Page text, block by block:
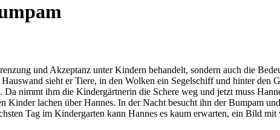
und Akzeptanz unter Kindern behandelt, sondern auch die
sieht er Tiere, in den Wolken ein Segelschiff und hinter
Da nimmt ihm die Kindergärtnerin die Schere weg und jetzt muss
Kinder lachen über Hannes. In der Nacht besucht ihn der Bumpam
Tag im Kindergarten kann Hannes es kaum erwarten, ein Bild